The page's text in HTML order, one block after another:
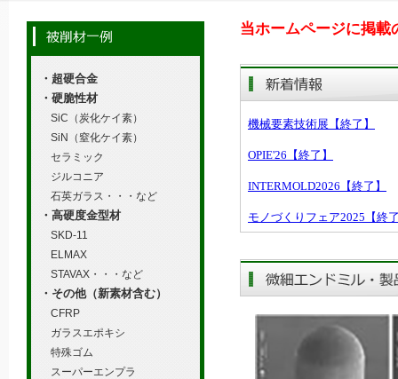
当ホームページに掲載
・超硬合金
・硬脆性材
SiC（炭化ケイ素）
SiN（窒化ケイ素）
セラミック
ジルコニア
石英ガラス・・・など
・高硬度金型材
SKD-11
ELMAX
STAVAX・・・など
・その他（新素材含む）
CFRP
ガラスエポキシ
特殊ゴム
スーパーエンプラ